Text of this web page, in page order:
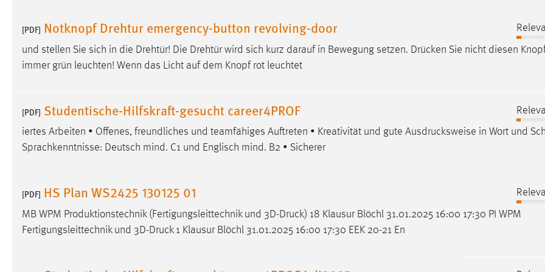
[PDF] Notknopf Drehtur emergency-button revolving-door
und stellen Sie sich in die Drehtür! Die Drehtür wird sich kurz darauf in Bewegung setzen. Drücken Sie nicht diesen
immer grün leuchten! Wenn das Licht auf dem Knopf rot leuchtet
[PDF] Studentische-Hilfskraft-gesucht career4PROF
iertes Arbeiten • Offenes, freundliches und teamfähiges Auftreten • Kreativität und gute Ausdrucksweise in Wort und
Sprachkenntnisse: Deutsch mind. C1 und Englisch mind. B2 • Sicherer
[PDF] HS Plan WS2425 130125 01
MB WPM Produktionstechnik (Fertigungsleittechnik und 3D-Druck) 18 Klausur Blöchl 31.01.2025 16:00 17:30 PI WPM
Fertigungsleittechnik und 3D-Druck1 Klausur Blöchl 31.01.2025 16:00 17:30 EEK 20-21 En